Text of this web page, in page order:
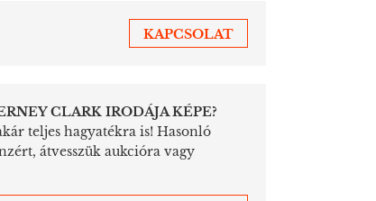
KAPCSOLAT
CLARK IRODÁJA KÉPE?
teljes hagyatékra is! Hasonló
átvesszük aukcióra vagy